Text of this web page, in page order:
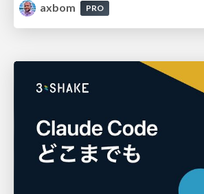
axbom
PRO